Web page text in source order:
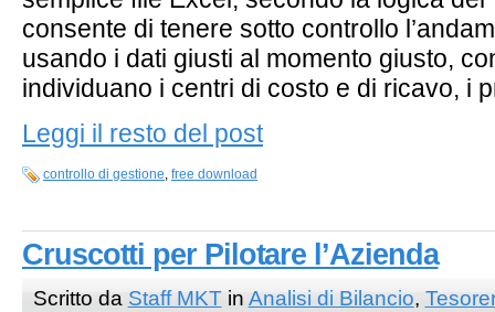
consente di tenere sotto controllo
usando i dati giusti al momento giusto,
individuano i centri di costo e di ricavo, i
Leggi il resto del post
controllo di gestione free download
Cruscotti per Pilotare l’Azienda
Scritto da Staff MKTin Analisi di Bilancio,